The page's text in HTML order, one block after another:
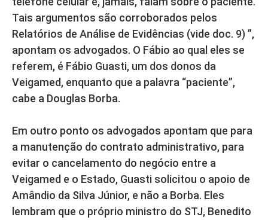
Tais argumentos são corroborados pelos
Relatórios de Análise de Evidências (vide doc. 9) ”,
apontam os advogados. O Fábio ao qual eles se
referem, é Fábio Guasti, um dos donos da
Veigamed, enquanto que a palavra “paciente”,
cabe a Douglas Borba.
Em outro ponto os advogados apontam que para
a manutenção do contrato administrativo, para
evitar o cancelamento do negócio entre a
Veigamed e o Estado, Guasti solicitou o apoio de
Amândio da Silva Júnior, e não a Borba. Eles
lembram que o próprio ministro do STJ, Benedito